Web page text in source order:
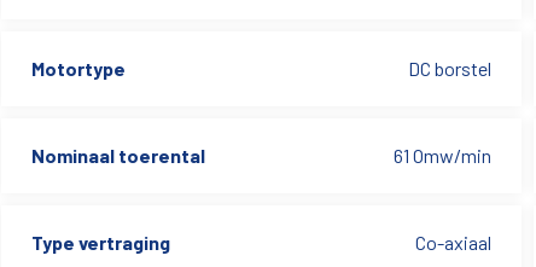
Motortype DC borstel
Nominaal toerental 61 Omw/min
Type vertraging Co-axiaal